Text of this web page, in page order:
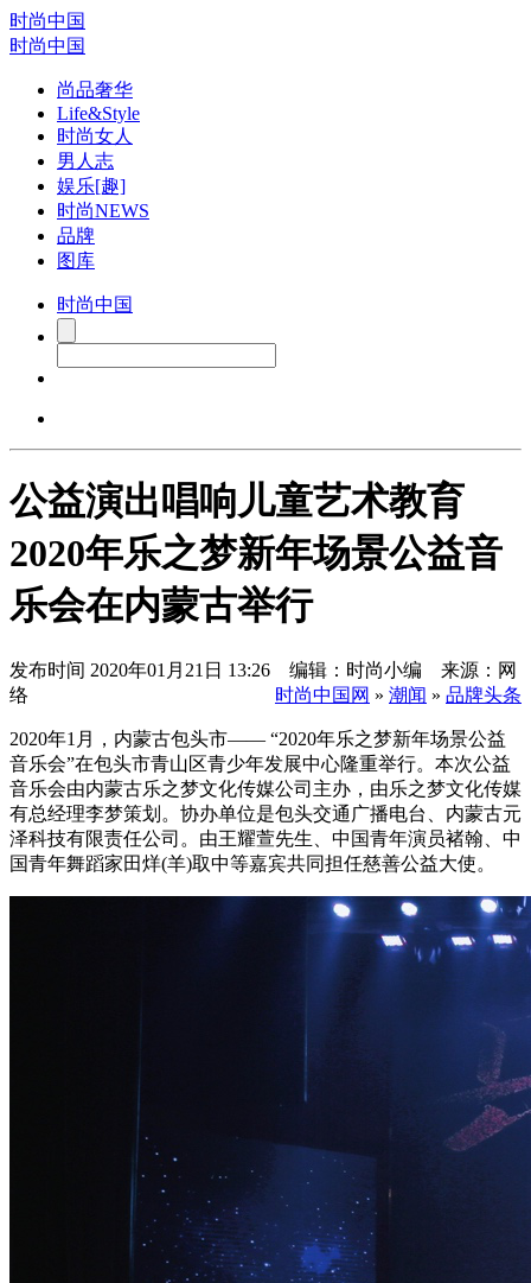
时尚中国
时尚中国
尚品奢华
Life&Style
时尚女人
男人志
娱乐[趣]
时尚NEWS
品牌
图库
时尚中国
公益演出唱响儿童艺术教育
2020年乐之梦新年场景公益音
乐会在内蒙古举行
发布时间 2020年01月21日 13:26 编辑：时尚小编 来源：网
络
时尚中国网 » 潮闻 » 品牌头条
2020年1月，内蒙古包头市—— “2020年乐之梦新年场景公益
音乐会”在包头市青山区青少年发展中心隆重举行。本次公益
音乐会由内蒙古乐之梦文化传媒公司主办，由乐之梦文化传媒
有总经理李梦策划。协办单位是包头交通广播电台、内蒙古元
泽科技有限责任公司。由王耀萱先生、中国青年演员褚翰、中
国青年舞蹈家田烊(羊)取中等嘉宾共同担任慈善公益大使。